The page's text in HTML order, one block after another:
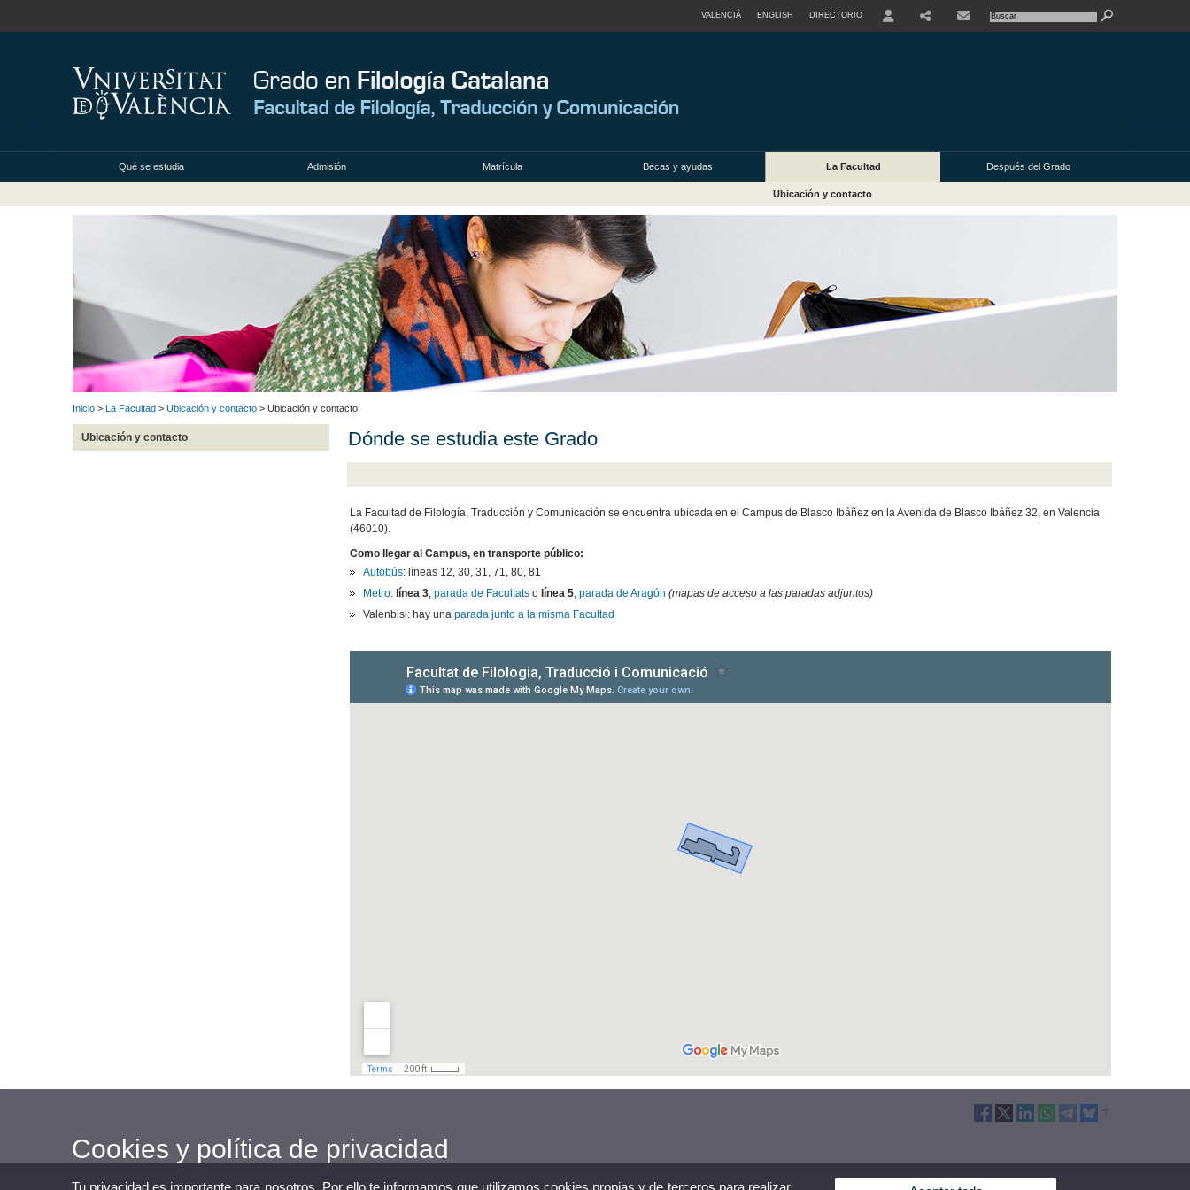
VALENCIÀ ENGLISH DIRECTORIO
Qué se estudia Admisión Matrícula Becas y ayudas La Facultad Después del Grado
Ubicación y contacto
Inicio > La Facultad > Ubicación y contacto > Ubicación y contacto
Ubicación y contacto Dónde se estudia este Grado
La Facultad de Filología, Traducción y Comunicación se encuentra ubicada en el Campus de Blasco Ibáñez en la Avenida de Blasco Ibáñez 32, en Valencia
(46010).
Como llegar al Campus, en transporte público:
Autobús: líneas 12, 30, 31, 71, 80, 81
Metro: línea 3, parada de Facultatsolínea 5, parada de Aragón (mapas de acceso a las paradas adjuntos)
Valenbisi: hay una parada junto a la misma Facultad
Cookies y política de privacidad
Tu privacidad es importante para nosotros. Por ello te informamos que utilizamos cookies propias y de terceros para realizar